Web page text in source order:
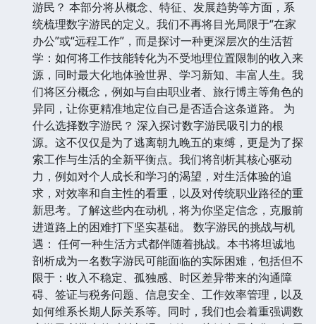
游民？ 本部分将从概念、特征、发展趋势等方面，系
统梳理数字游民的定义。我们不再将目光局限于“在家
办公”或“远程工作”，而是探讨一种更深层次的生活哲
学：如何将工作技能转化为不受地理位置限制的收入来
源，同时最大化地体验世界、学习新知、丰富人生。我
们将区分概念，例如与自由职业者、旅行博主等角色的
异同，让你更精准地定位自己是否适合这条道路。 为
什么选择数字游民？ 深入探讨数字游民吸引力的根
源。这不仅仅是为了逃离朝九晚五的束缚，更是为了探
索工作与生活的全新平衡点。我们将剖析其核心驱动
力，例如对个人成长和学习的渴望，对生活体验的追
求，对效率和自主性的看重，以及对传统职业路径的重
新思考。了解这些内在动机，将为你坚定信念，克服前
进道路上的困难打下坚实基础。 数字游民的挑战与机
遇： 任何一种生活方式都伴随着挑战。本书将坦诚地
剖析成为一名数字游民可能面临的实际困难，包括但不
限于：收入不稳定、孤独感、时区差异带来的沟通障
碍、签证与税务问题、信息安全、工作效率管理，以及
如何维系长期人际关系等。同时，我们也会着重强调数